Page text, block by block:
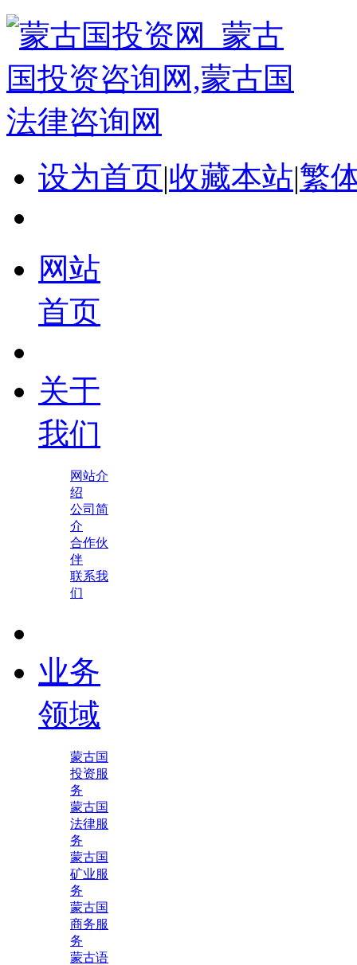
设为首页|收藏本站|繁
网站
首页
关于
我们
网站介
绍
公司简
介
合作伙
伴
联系我
们
业务
领域
蒙古国
投资服
务
蒙古国
法律服
务
蒙古国
矿业服
务
蒙古国
商务服
务
蒙古语